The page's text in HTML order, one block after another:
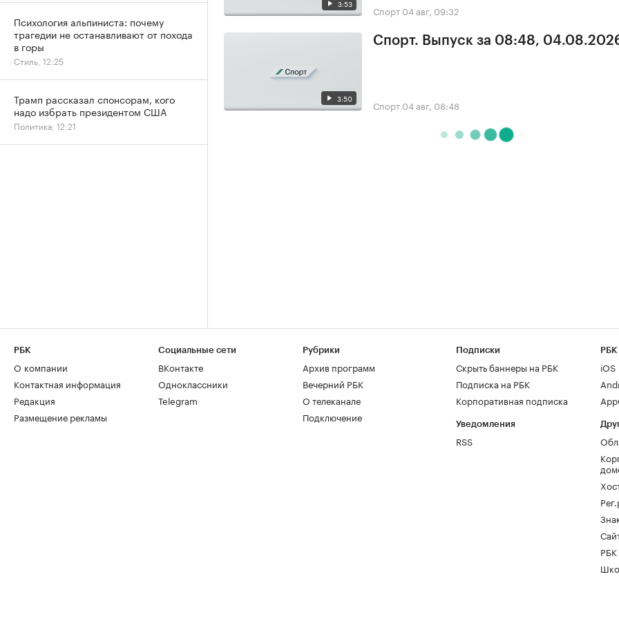
3:53 Спорт 04 авг, 09:32
3:50
Спорт. Выпуск за 08:48,
Спорт 04 авг, 08:48
Психология альпиниста: почему
трагедии не останавливают от похода
в горы
Стиль, 12:25
Трамп рассказал спонсорам, кого
надо избрать президентом США
Политика, 12:21
РБК
О компании
Контактная информация
Редакция
Размещение рекламы
Социальные сети
ВКонтакте
Одноклассники
Telegram
Рубрики
Архив программ
Вечерний РБК
О телеканале
Подключение
Подписки
Скрыть баннеры на РБК
Подписка на РБК
Корпоративная подписка
Уведомления
RSS
РБК
iOS